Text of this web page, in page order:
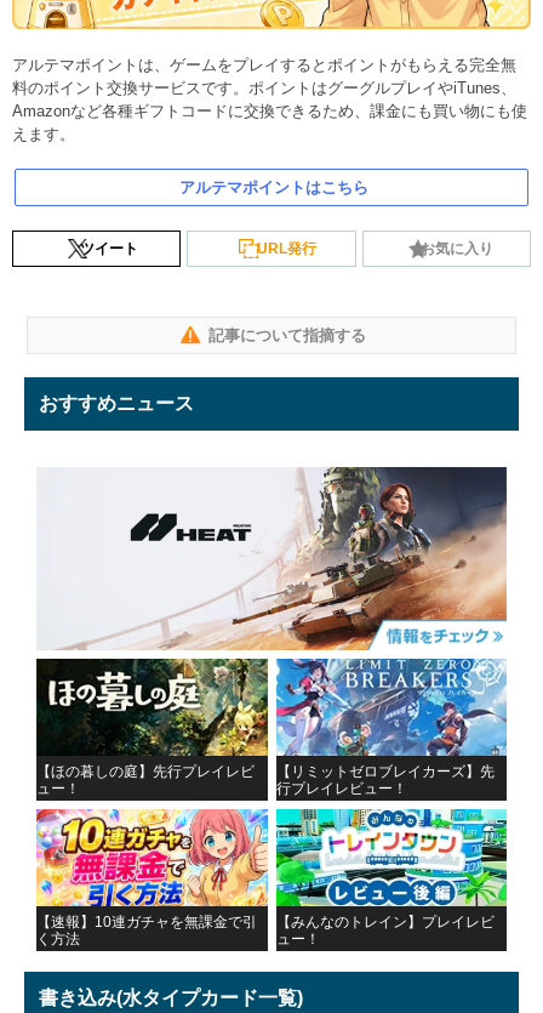
アルテマポイントは、ゲームをプレイするとポイントがもらえる完全無
料のポイント交換サービスです。ポイントはグーグルプレイやiTunes、
Amazonなど各種ギフトコードに交換できるため、課金にも買い物にも使
えます。
アルテマポイントはこちら
ツイート URL発行 お気に入り
記事について指摘する
おすすめニュース
【ほの暮しの庭】先行プレイレビ
ュー！
【リミットゼロブレイカーズ】先
行プレイレビュー！
【速報】10連ガチャを無課金で引
く方法
【みんなのトレイン】プレイレビ
ュー！
書き込み(水タイプカード一覧)